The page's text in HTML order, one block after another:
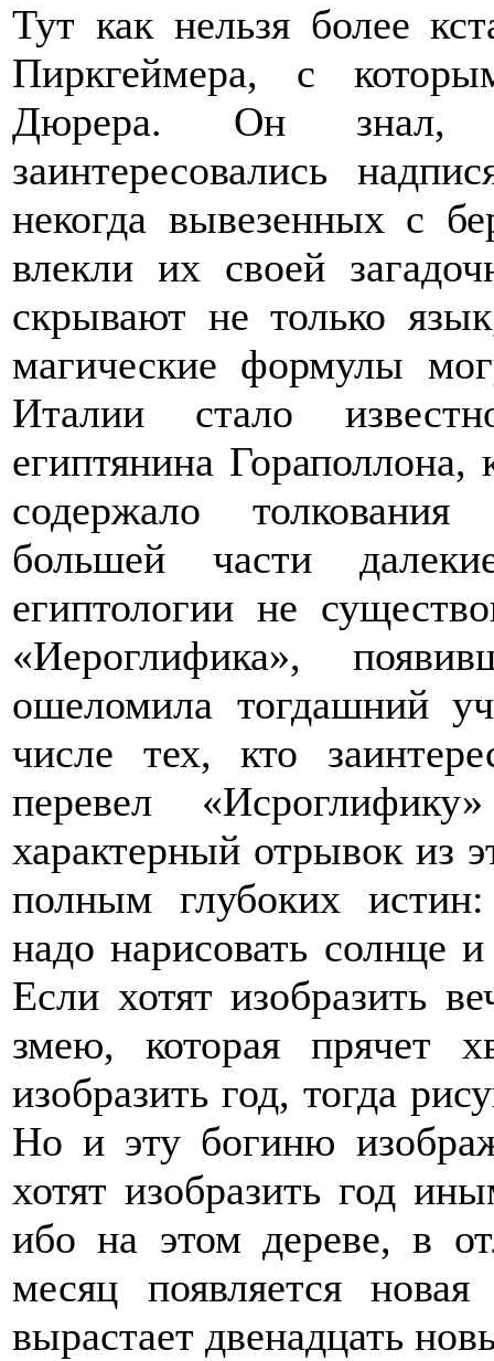
Тут как нельзя более
Пиркгеймера, с
Дюрера. Он знал,
заинтересовались
некогда вывезенных с
влекли их своей
скрывают не только
магические формулы
Италии стало
египтянина
содержало
большей части
египтологии не
«Иероглифика»,
ошеломила тогдашний
числе тех, кто
перевел
характерный отрывок из
полным глубоких
надо нарисовать солнце
Если хотят изобразить
змею, которая прячет
изобразить год, тогда
Но и эту богиню
хотят изобразить год
ибо на этом дереве, в
месяц появляется
вырастает двенадцать